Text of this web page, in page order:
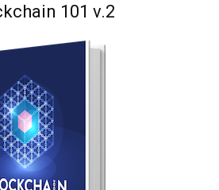
101 v.2